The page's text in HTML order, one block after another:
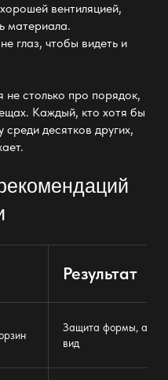
вентиляцией,
материала.
глаз, чтобы видеть и
не столько про порядок,
Каждый, кто хотя бы
десятков других,
Результат
Защита формы,
вид